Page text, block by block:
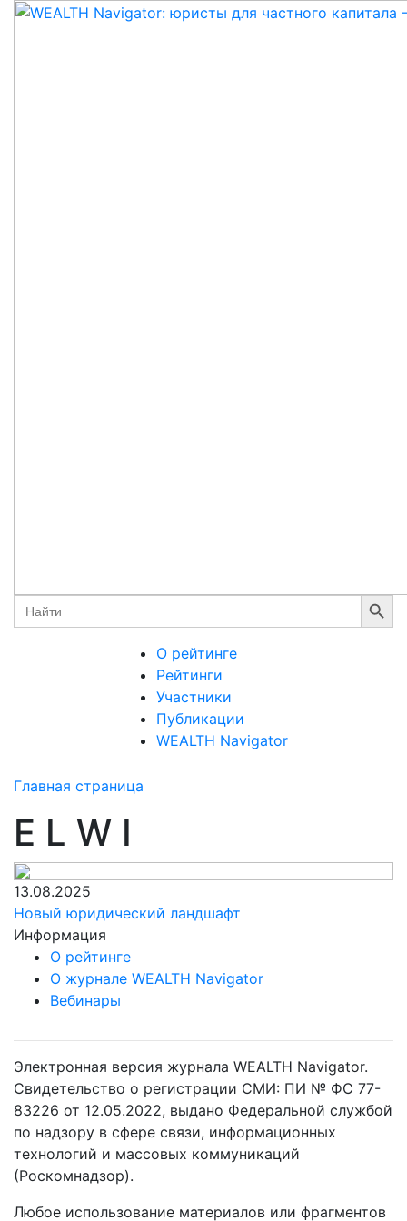
Search
for:
Search Button
О рейтинге
Рейтинги
Участники
Публикации
WEALTH Navigator
Главная страница
E L W I
13.08.2025
Новый юридический ландшафт
Информация
О рейтинге
О журнале WEALTH Navigator
Вебинары
Электронная версия журнала WEALTH Navigator.
Свидетельство о регистрации СМИ: ПИ № ФС 77-
83226 от 12.05.2022, выдано Федеральной службой
по надзору в сфере связи, информационных
технологий и массовых коммуникаций
(Роскомнадзор).
Любое использование материалов или фрагментов